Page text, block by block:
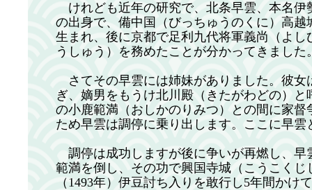
けれども近年の研究で、北条早雲、本名伊
の出身で、備中国（びっちゅうのくに）高
生まれ、後に京都で足利九代将軍義尚（よ
うしゅう）を務めたことが分かってきまし
さてその早雲には姉妹がありました。彼女
ぎ、嫡男をもうけ北川殿（きたがわどの）
の小鹿範満（おしかのりみつ）との間に家
ため早雲は調停に乗り出します。ここに早
調停は成功しますが後に争いが再燃し、早
範満を倒し、その功で興国寺城（こうこく
（1493年）伊豆討ち入りを敢行し5年間かけ